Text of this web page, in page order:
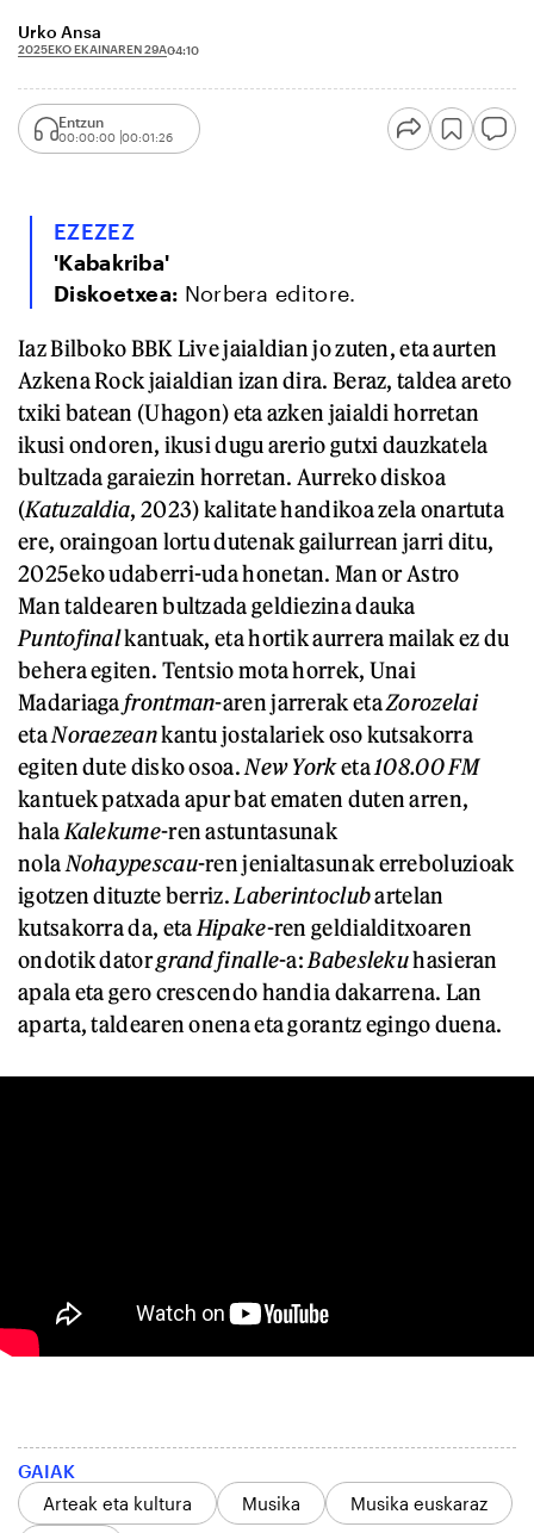
Urko Ansa
2025EKO EKAINAREN 29A04:10
Entzun
00:00:00 00:01:26
EZEZEZ
'Kabakriba'
Diskoetxea: Norbera editore.
Iaz Bilboko BBK Live jaialdian jo zuten, eta aurten
Azkena Rock jaialdian izan dira. Beraz, taldea areto
txiki batean (Uhagon) eta azken jaialdi horretan
ikusi ondoren, ikusi dugu arerio gutxi dauzkatela
bultzada garaiezin horretan. Aurreko diskoa
(Katuzaldia, 2023) kalitate handikoa zela onartuta
ere, oraingoan lortu dutenak gailurrean jarri ditu,
2025eko udaberri-uda honetan. Man or Astro
Man taldearen bultzada geldiezina dauka
Puntofinalkantuak, eta hortik aurrera mailak ez du
behera egiten. Tentsio mota horrek, Unai
Madariaga frontman-aren jarrerak etaZorozelai
etaNoraezeankantu jostalariek oso kutsakorra
egiten dute disko osoa. New Yorketa108.00 FM
kantuek patxada apur bat ematen duten arren,
hala Kalekume-ren astuntasunak
nola Nohaypescau-ren jenialtasunak erreboluzioak
igotzen dituzte berriz. Laberintoclubartelan
kutsakorra da, eta Hipake-ren geldialditxoaren
ondotik datorgrand finalle-a: Babeslekuhasieran
apala eta gero crescendo handia dakarrena. Lan
aparta, taldearen onena eta gorantz egingo duena.
GAIAK
Arteak eta kultura
Musika
Musika euskaraz